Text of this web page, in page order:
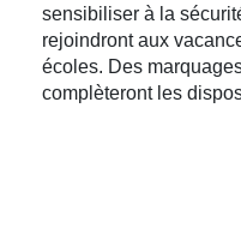
sensibiliser à la
rejoindront aux
écoles. Des
complèteront les